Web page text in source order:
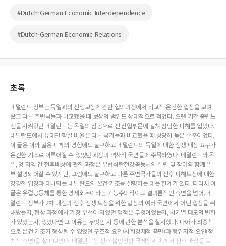
#Dutch-German Economic Interdependence
#Dutch-German Economic Relations
초록
네덜란드 정부는 독일과의 전쟁보상에 관한 협의과정에서 비교적 온건한 입장을 보여
왔고 다른 주변국들과 비교했을 때 보상의 범위도 상대적으로 적었다. 오랜 기간 중립노
선을 지켜왔던 네덜란드는 독일의 침공으로 전 산업부문에 걸쳐 참담한 피해를 입었다.
네덜란드에서 유대인 학살 비율은 다른 국가들과 비교했을 때 상당히 높은 수준이었다.
이 글은 이와 같은 피해의 경험에도 불구하고 네덜란드의 독일에 대한 전쟁 배상 요구가
온건한 기조로 이루어질 수 있었던 과정과 역사적 국면들에 주목하였다. 네덜란드와 독
일, 양 지역 간 전후배상에 관한 과정은 유럽석탄철강공동체의 설립 및 참여와 함께 일
부 설명되어질 수 있지만, 그럼에도 불구하고 다른 주변국가들의 전후 피해보상에 대한
강경한 입장과 대비되는 네덜란드의 온건 기조를 설명하는 데는 한계가 있다. 따라서 이
글은 유럽공동체를 통한 경제회복이라는 기능주의적이고 결과론적인 측면을 넘어, 네
덜란드 정부가 2차 대전과 전후 전쟁 보상을 위한 협상의 여러 국면에서 어떤 입장을 취
해왔는지, 협상 과정에서 가장 우선이 되었던 쟁점은 무엇이었는지, 시기별 태도의 변화
가 있었는지, 있었다면 그 이유는 무엇인 지 등에 관한 분석을 실시했다. 나아가 최종적
으로 온건 기조가 형성될 수 있었던 구조적 요인(사회경제적 측면)과 행위자적 요인(정
치적 측면)을 살펴보았다. 네덜란드는 전후 불안정한 국제정세 속에서 전후 배상을 포